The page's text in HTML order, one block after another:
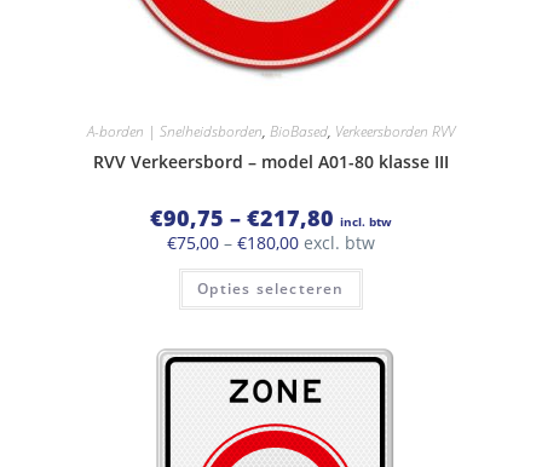
A-borden | Snelheidsborden, BioBased, Verkeersborden RVV
RVV Verkeersbord – model A01-80 klasse III
€90,75 – €217,80 Prijsklasse:
€90,75
tot
€217,80
incl. btw
€75,00 – €180,00Prijsklasse:
tot
€180,00
excl. btw
Opties selecteren
Dit
heeft
Deze